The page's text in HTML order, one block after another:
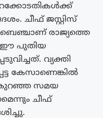
ചീഫ് ജസ്റ്റിസ്
രാജ്യത്തെ
ഈ പുതിയ
വ്യക്തി
കേസാണെങ്കിൽ
കുറഞ്ഞ സമയ
ചീഫ്